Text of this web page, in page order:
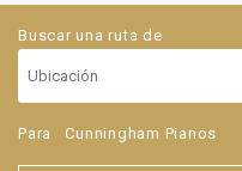
Buscar una ruta de
Para Cunningham Pianos